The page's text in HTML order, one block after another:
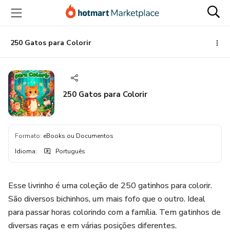
para
conteúdo
principal
para
pagamento
para
rodapé250 Gatos para Colorir
250 Gatos para Colorir
Formato: eBooks ou Documentos
Idioma: Português
Esse livrinho é uma coleção de 250 gatinhos para colorir.
São diversos bichinhos, um mais fofo que o outro. Ideal
para passar horas colorindo com a família. Tem gatinhos de
diversas raças e em várias posições diferentes.